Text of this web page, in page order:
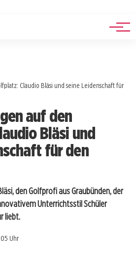
Claudio Bläsi und seine Leidenschaft für
auf den
Bläsi und
für den
den Golfprofi aus Graubünden, der
Unterrichtsstil Schüler
liebt.
Uhr